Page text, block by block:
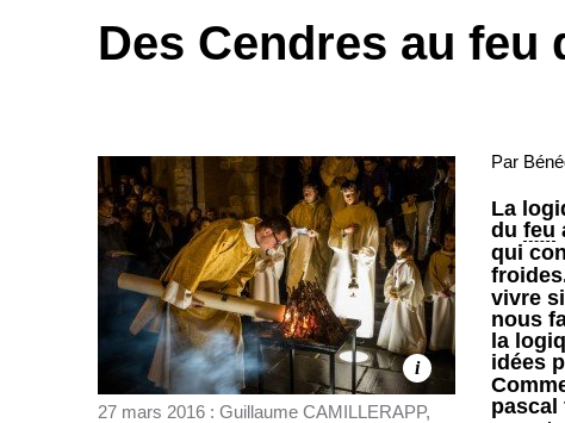
Des Cendres au feu
i
27 mars 2016 : Guillaume CAMILLERAPP,
Par
La
du feu
qui
vivre
nous
la
idées